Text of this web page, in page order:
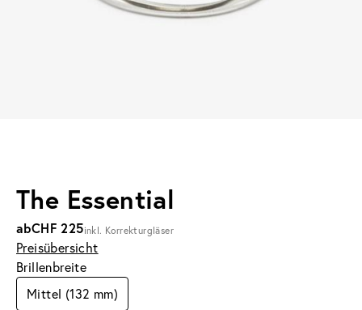
The Essential
abCHF 225inkl. Korrekturgläser
Preisübersicht
Brillenbreite
Mittel (132 mm)